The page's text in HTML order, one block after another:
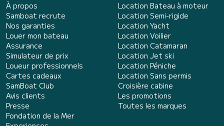
À propos
Samboat recrute
Nos garanties
Louer mon bateau
Assurance
Simulateur de prix
Loueur professionnels
Cartes cadeaux
SamBoat Club
Avis clients
Presse
Fondation de la Mer
Location Bateau à moteur
Location Semi-rigide
Location Yacht
Location Voilier
Location Catamaran
Location Jet ski
Location Péniche
Location Sans permis
Croisière cabine
Les promotions
Toutes les marques